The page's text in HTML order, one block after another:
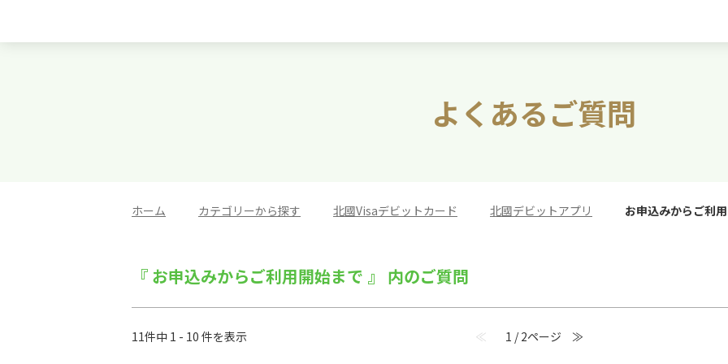
よくあるご質問
ホーム カテゴリーから探す 北國Visaデビットカード 北國デビットアプリ お申込みからご利
『 お申込みからご利用開始まで 』 内のご質問
11件中 1 - 10 件を表示 ≪ 1 / 2ページ ≫